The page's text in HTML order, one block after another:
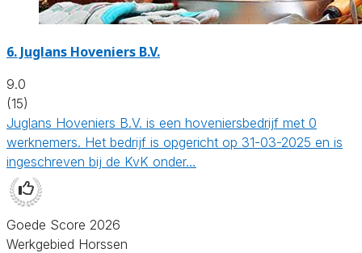
6. Juglans Hoveniers B.V.
9.0
(15)
Juglans Hoveniers B.V. is een hoveniersbedrijf met 0
werknemers. Het bedrijf is opgericht op 31-03-2025 en is
ingeschreven bij de KvK onder…
Goede Score 2026
Werkgebied Horssen